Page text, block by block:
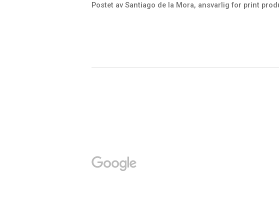
Postet av Santiago de la Mora, ansvarlig for print